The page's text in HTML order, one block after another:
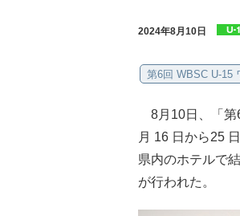
2024年8月10日
第6回 WBSC U-15
8月10日、「第
月 16 日から25
県内のホテルで
が行われた。